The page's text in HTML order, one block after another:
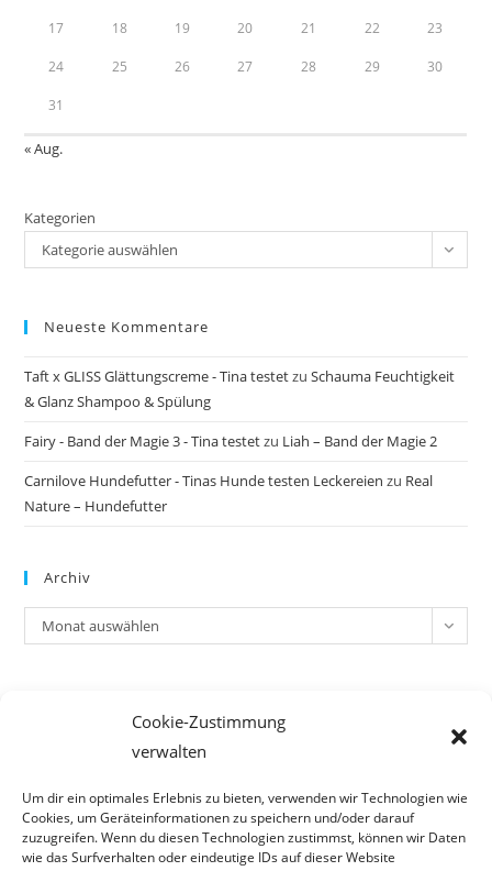
Cookie-Zustimmung
verwalten
Um dir ein optimales Erlebnis zu bieten, verwenden wir Technologien wie
Cookies, um Geräteinformationen zu speichern und/oder darauf
zuzugreifen. Wenn du diesen Technologien zustimmst, können wir Daten
wie das Surfverhalten oder eindeutige IDs auf dieser Website
17 18 19 20 21 22 23
24 25 26 27 28 29 30
31
« Aug.
Kategorien
Kategorie auswählen
Neueste Kommentare
Taft x GLISS Glättungscreme - Tina testetzuSchauma Feuchtigkeit
& Glanz Shampoo & Spülung
Fairy - Band der Magie 3 - Tina testetzu Liah – Band der Magie 2
Carnilove Hundefutter - Tinas Hunde testen Leckereien zu Real
Nature – Hundefutter
Archiv
Archiv
Monat auswählen
Kommentar-Feed
WordPress.org